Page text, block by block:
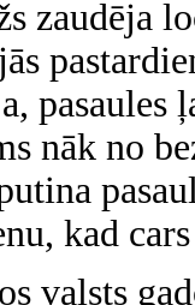
zaudēja
pasaules
nāk no
kad
valsts